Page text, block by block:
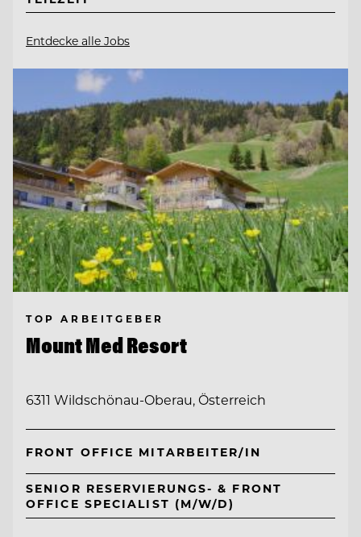
Entdecke alle Jobs
TOP ARBEITGEBER
Mount Med Resort
6311 Wildschönau-Oberau, Österreich
FRONT OFFICE MITARBEITER/IN
SENIOR RESERVIERUNGS- & FRONT
OFFICE SPECIALIST (M/W/D)